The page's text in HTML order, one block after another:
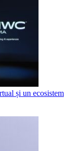
și un ecosistem